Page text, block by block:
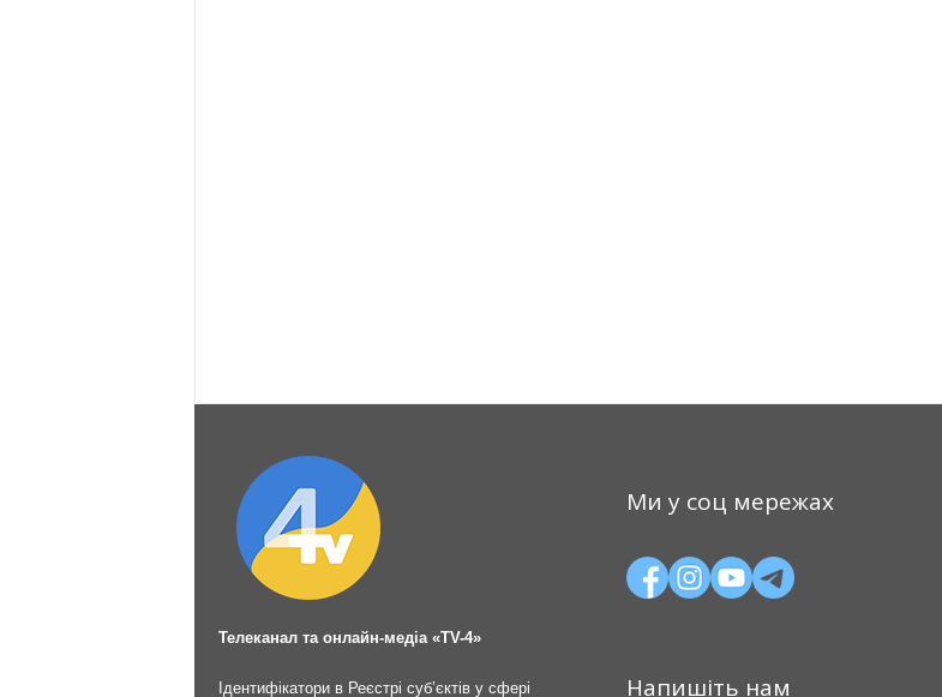
Телеканал та онлайн-медіа «TV-4»
Ідентифікатори в Реєстрі суб’єктів у сфері
Ми у соц мережах
Напишіть нам